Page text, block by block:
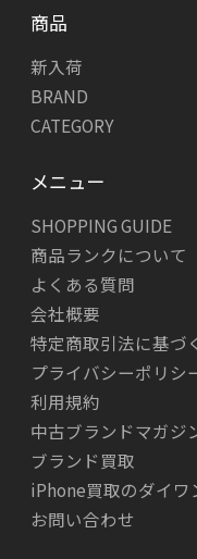
商品
新入荷
BRAND
CATEGORY
メニュー
SHOPPING GUIDE
商品ランクについて
よくある質問
会社概要
特定商取引法に基づ
プライバシーポリシ
利用規約
中古ブランドマガジ
ブランド買取
iPhone買取のダイワ
お問い合わせ